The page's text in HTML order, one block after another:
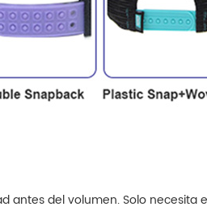
antes del volumen. Solo